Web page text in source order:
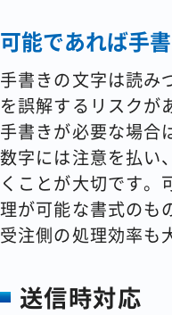
可能であれば手
手書きの文字は読み
を誤解するリスクが
手書きが必要な場合
数字には注意を払い
くことが大切です。
理が可能な書式のも
受注側の処理効率も
送信時対応